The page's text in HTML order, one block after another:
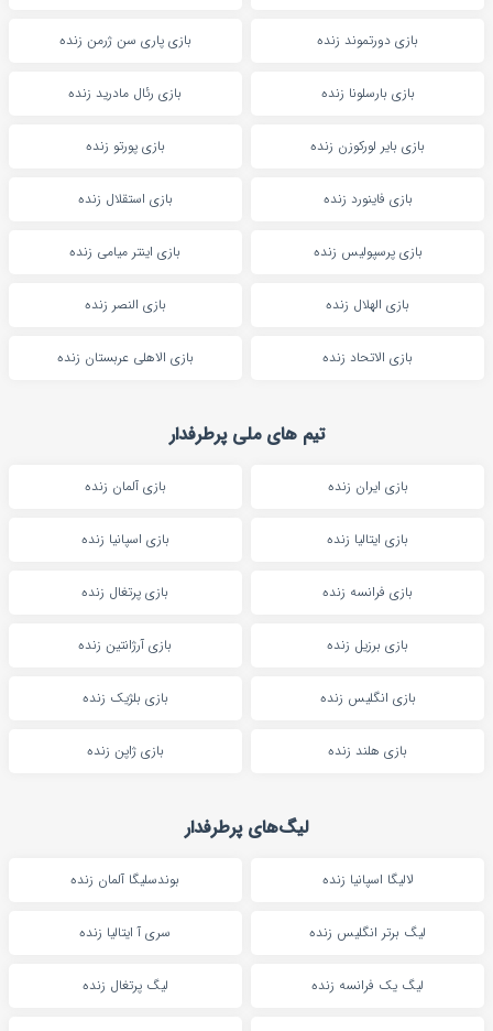
بازی دورتموند زنده بازی پاری سن ژرمن زنده
بازی بارسلونا زنده بازی رئال مادرید زنده
بازی بایر لورکوزن زنده بازی پورتو زنده
بازی فاینورد زنده بازی استقلال زنده
بازی پرسپولیس زنده بازی اینتر میامی زنده
بازی الهلال زنده بازی النصر زنده
بازی الاتحاد زنده بازی الاهلی عربستان زنده
تیم های ملی پرطرفدار
بازی ایران زنده بازی آلمان زنده
بازی ایتالیا زنده بازی اسپانیا زنده
بازی فرانسه زنده بازی پرتغال زنده
بازی برزیل زنده بازی آرژانتین زنده
بازی انگلیس زنده بازی بلژیک زنده
بازی هلند زنده بازی ژاپن زنده
لیگ‌های پرطرفدار
لالیگا اسپانیا زنده بوندسلیگا آلمان زنده
لیگ برتر انگلیس زنده سری آ ایتالیا زنده
لیگ یک فرانسه زنده لیگ پرتغال زنده